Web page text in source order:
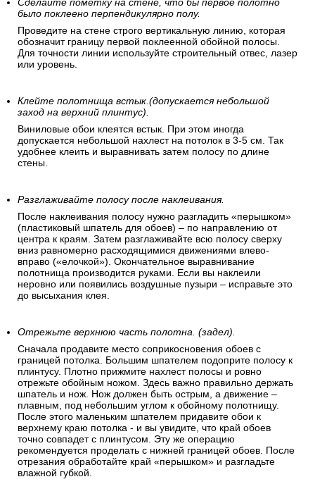
Сделайте пометку на стене, что бы первое полотно
было поклеено перпендикулярно полу.
Проведите на стене строго вертикальную линию, которая
обозначит границу первой поклеенной обойной полосы.
Для точности линии используйте строительный отвес, лазер
или уровень.
Клейте полотнища встык.(допускается небольшой
заход на верхний плинтус).
Виниловые обои клеятся встык. При этом иногда
допускается небольшой нахлест на потолок в 3-5 см. Так
удобнее клеить и выравнивать затем полосу по длине
стены.
Разглаживайте полосу после наклеивания.
После наклеивания полосу нужно разгладить «перышком»
(пластиковый шпатель для обоев) – по направлению от
центра к краям. Затем разглаживайте всю полосу сверху
вниз равномерно расходящимися движениями влево-
вправо («елочкой»). Окончательное выравнивание
полотнища производится руками. Если вы наклеили
неровно или появились воздушные пузыри – исправьте это
до высыхания клея.
Отрежьте верхнюю часть полотна. (задел).
Сначала продавите место соприкосновения обоев с
границей потолка. Большим шпателем подоприте полосу к
плинтусу. Плотно прижмите нахлест полосы и ровно
отрежьте обойным ножом. Здесь важно правильно держать
шпатель и нож. Нож должен быть острым, а движение –
плавным, под небольшим углом к обойному полотнищу.
После этого маленьким шпателем придавите обои к
верхнему краю потолка - и вы увидите, что край обоев
точно совпадет с плинтусом. Эту же операцию
рекомендуется проделать с нижней границей обоев. После
отрезания обработайте край «перышком» и разгладьте
влажной губкой.